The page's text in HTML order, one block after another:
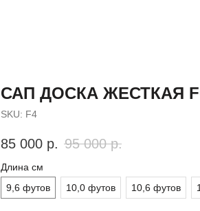
САП ДОСКА ЖЕСТКАЯ
SKU: F4
85 000 р. 95 000 р.
Длина см
9,6 футов
10,0 футов 10,6 футов